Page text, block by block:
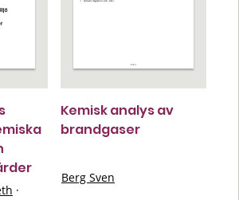
·
Kemisk analys av
brandgaser
Berg Sven